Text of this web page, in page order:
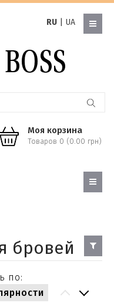
RU| UA
Моя корзина
Товаров 0 (0.00 грн)
бровей
по: